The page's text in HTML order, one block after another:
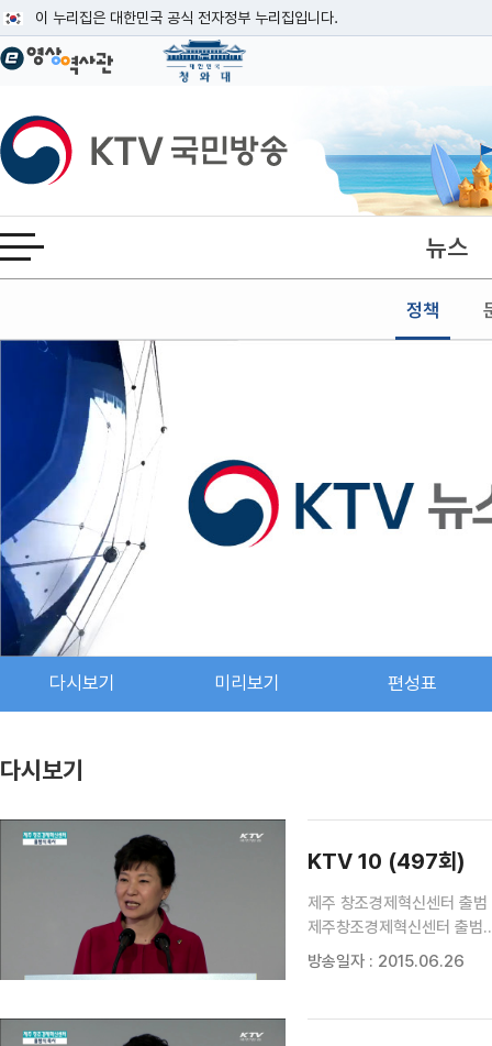
이 누리집은 대한민국 공식 전자정부 누리집입니다.
공식 누리집 주소 확인하기
이밖에 or.kr 또는 .kr등 다른 도메인 주소를 사용하고 있다면 아래 URL에서
운영중인 공식 누리집보기
KTV국민방송
전체메뉴 열기 뉴스
정책
본문
다시보기 미리보기 편성표
다시보기
KTV 10 (497회)
제주 창조경제혁신센터 출
제주창조경제혁신센터 출
성공까지 전 과정 '지원' / 메
/ 최경환 경제부총리 "추경
방송일자 : 2015.06.26